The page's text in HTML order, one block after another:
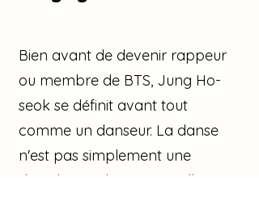
Bien avant de devenir rappeur
ou membre de BTS, Jung Ho-
seok se définit avant tout
comme un danseur. La danse
n'est pas simplement une
discipline qu'il pratique ; elle